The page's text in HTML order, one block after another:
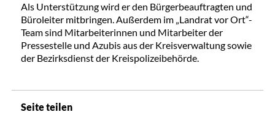
Als Unterstützung wird er den Bürgerbeauftragten und
Büroleiter mitbringen. Außerdem im „Landrat vor Ort“-
Team sind Mitarbeiterinnen und Mitarbeiter der
Pressestelle und Azubis aus der Kreisverwaltung sowie
der Bezirksdienst der Kreispolizeibehörde.
Seite teilen